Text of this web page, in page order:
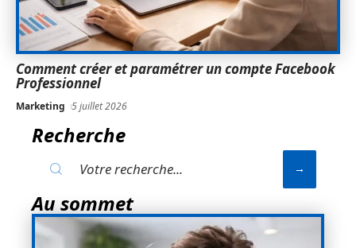
Comment créer et paramétrer un compte Facebook
Professionnel
Marketing 5 juillet 2026
Recherche
Au sommet